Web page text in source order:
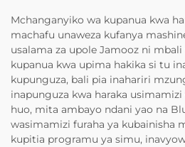
Mchanganyiko wa kupanua kwa
machafu unaweza kufanya
usalama za upole Jamooz ni mbali
kupanua kwa upima hakika si tu
kupunguza, bali pia inahariri
inapunguza kwa haraka
huo, mita ambayo ndani yao na
wasimamizi furaha ya kubainisha
kupitia programu ya simu,